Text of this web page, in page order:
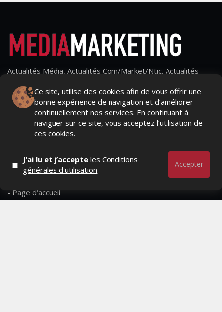
Ce site, utilise des cookies afin de vous offrir une
bonne expérience de navigation et d’améliorer
continuellement nos services. En continuant à
naviguer sur ce site, vous acceptez l’utilisation de
ces cookies.
J’ai lu et j’accepteles Conditions
générales d'utilisation
Accepter
Actualités Média, Actualités Com/Market/Ntic, Actualités
Marques avenue, Relations presse, Créa, Baromètre,
People, Métier, Profil...
RESTER CONNECTÉ
PAGES
- Page d'accueil